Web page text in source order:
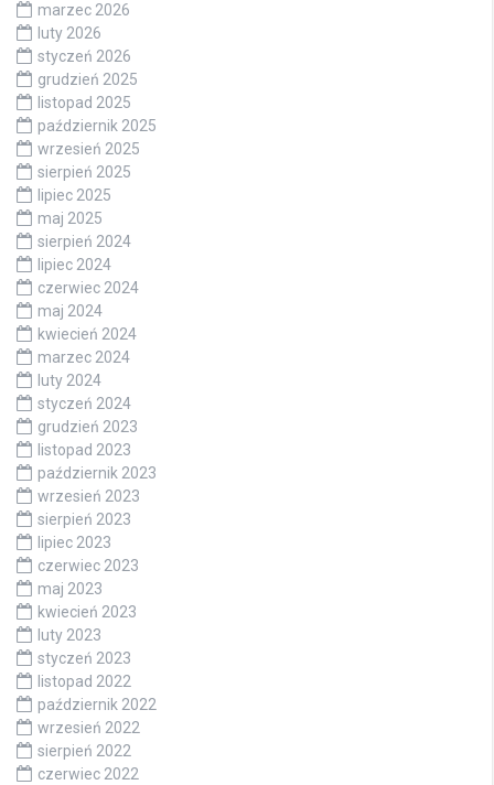
marzec 2026
luty 2026
styczeń 2026
grudzień 2025
listopad 2025
październik 2025
wrzesień 2025
sierpień 2025
lipiec 2025
maj 2025
sierpień 2024
lipiec 2024
czerwiec 2024
maj 2024
kwiecień 2024
marzec 2024
luty 2024
styczeń 2024
grudzień 2023
listopad 2023
październik 2023
wrzesień 2023
sierpień 2023
lipiec 2023
czerwiec 2023
maj 2023
kwiecień 2023
luty 2023
styczeń 2023
listopad 2022
październik 2022
wrzesień 2022
sierpień 2022
czerwiec 2022